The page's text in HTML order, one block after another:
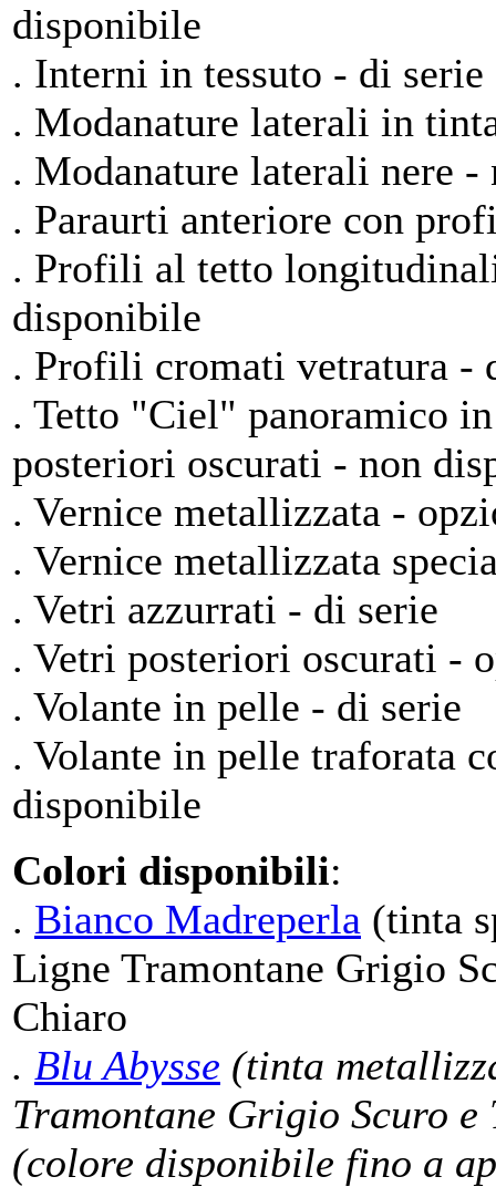
disponibile
. Interni in tessuto - di serie
. Modanature laterali in
. Modanature laterali nere
. Paraurti anteriore con
. Profili al tetto
disponibile
. Profili cromati vetratura -
. Tetto "Ciel" panoramico
posteriori oscurati - non
. Vernice metallizzata -
. Vernice metallizzata
. Vetri azzurrati - di serie
. Vetri posteriori oscurati -
. Volante in pelle - di serie
. Volante in pelle traforata
disponibile
Colori disponibili:
. Bianco Madreperla (tinta
Ligne Tramontane Grigio
Chiaro
. Blu Abysse (tinta
Tramontane Grigio Scuro
(colore disponibile fino a